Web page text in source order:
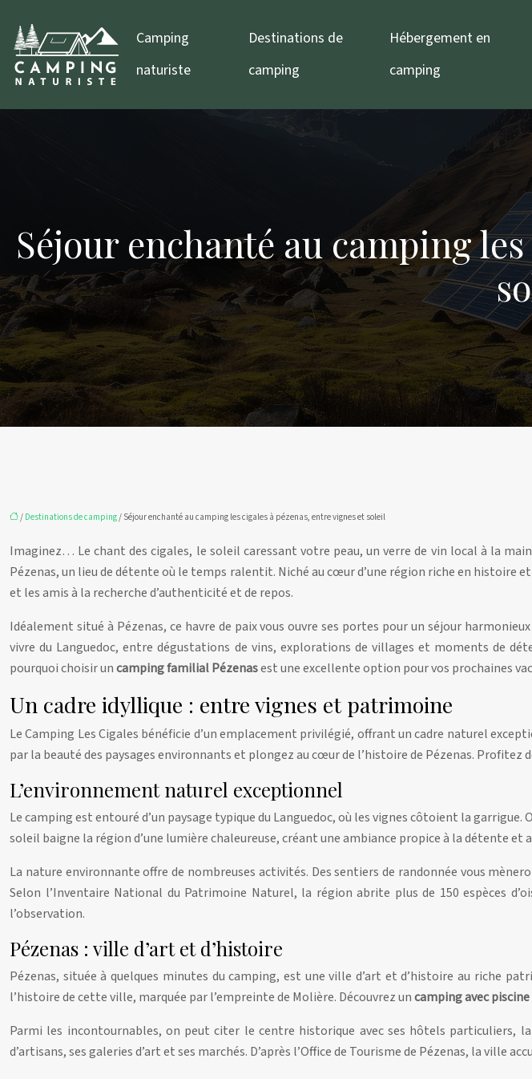
Camping
naturiste
Destinations de
camping
Hébergement en
camping
Séjour enchanté au camping
/ Destinations de camping/ Séjour enchanté au camping les cigales à pézenas, entre vignes et soleil
Imaginez… Le chant des cigales, le soleil caressant votre peau, un verre de vin local à la
Pézenas, un lieu de détente où le temps ralentit. Niché au cœur d’une région riche en
et les amis à la recherche d’authenticité et de repos.
Idéalement situé à Pézenas, ce havre de paix vous ouvre ses portes pour un séjour
vivre du Languedoc, entre dégustations de vins, explorations de villages et moments de
pourquoi choisir uncamping familial Pézenasest une excellente option pour vos prochaines
Un cadre idyllique : entre vignes et patrimoine
Le Camping Les Cigales bénéficie d’un emplacement privilégié, offrant un cadre naturel
par la beauté des paysages environnants et plongez au cœur de l’histoire de Pézenas. Profitez
L’environnement naturel exceptionnel
Le camping est entouré d’un paysage typique du Languedoc, où les vignes côtoient la
soleil baigne la région d’une lumière chaleureuse, créant une ambiance propice à la détente
La nature environnante offre de nombreuses activités. Des sentiers de randonnée vous
Selon l’Inventaire National du Patrimoine Naturel, la région abrite plus de 150 espèces
l’observation.
Pézenas : ville d’art et d’histoire
Pézenas, située à quelques minutes du camping, est une ville d’art et d’histoire au riche
l’histoire de cette ville, marquée par l’empreinte de Molière. Découvrez uncamping avec
Parmi les incontournables, on peut citer le centre historique avec ses hôtels particuliers,
d’artisans, ses galeries d’art et ses marchés. D’après l’Office de Tourisme de Pézenas, la ville